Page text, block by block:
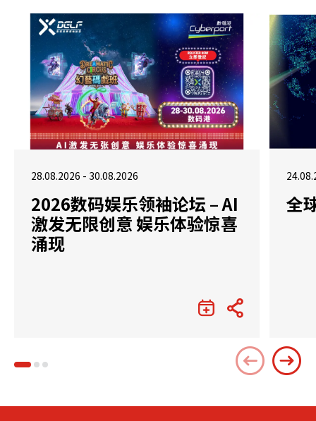
28.08.2026 - 30.08.2026
2026数码娱乐领袖论坛 – AI
激发无限创意 娱乐体验惊喜
涌现
全